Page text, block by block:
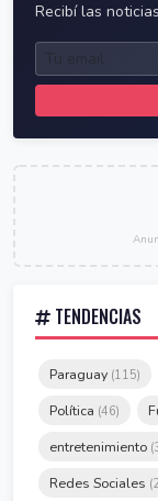
Recibí las
TENDENCIAS
Paraguay (115)
Política (46)
entretenimiento
Redes Sociales